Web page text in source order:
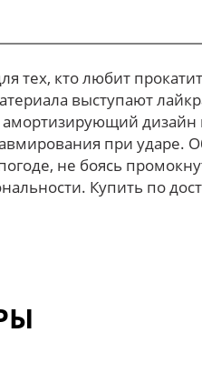
тех, кто любит
выступают
при ударе.
не боясь
Купить по